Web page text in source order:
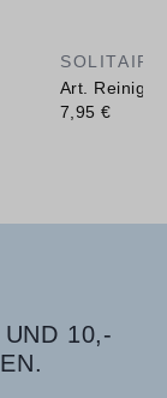
SOLITAIRE
Art.
7,95 €
10,-